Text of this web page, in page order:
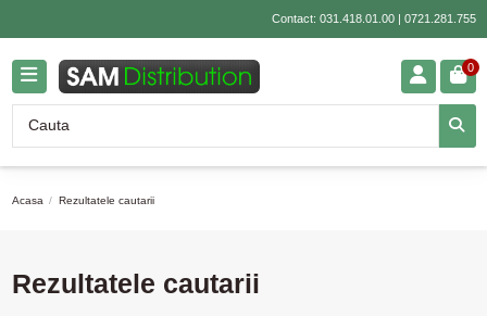
Contact: 031.418.01.00| 0721.281.755
0
Acasa Rezultatele cautarii
Rezultatele cautarii